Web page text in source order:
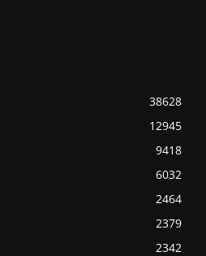
38628
12945
9418
6032
2464
2379
2342